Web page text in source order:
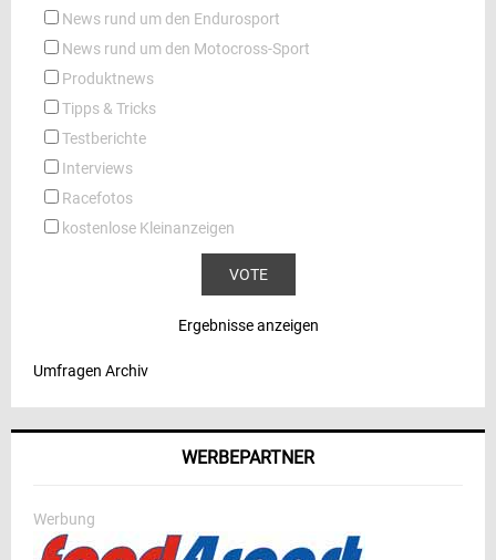
News rund um den Endurosport
News rund um den Motocross-Sport
Produktnews
Tipps & Tricks
Testberichte
Interviews
Racefotos
kostenlose Kleinanzeigen
Ergebnisse anzeigen
Umfragen Archiv
WERBEPARTNER
Werbung